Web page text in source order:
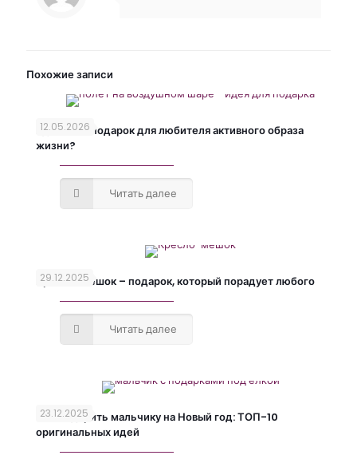
Похожие записи
12.05.2026
Где найти подарок для любителя активного образа
жизни?
Читать далее
29.12.2025
Кресло-мешок – подарок, который порадует любого
Читать далее
23.12.2025
Что подарить мальчику на Новый год: ТОП-10
оригинальных идей